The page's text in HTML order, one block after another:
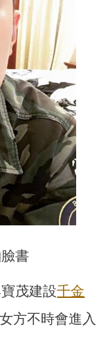
書
茂建設千金
方不時會進入